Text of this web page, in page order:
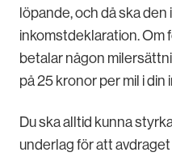
löpande, och då ska den
inkomstdeklaration. Om
betalar någon
på 25 kronor per mil i
Du ska alltid kunna
underlag för att avdraget